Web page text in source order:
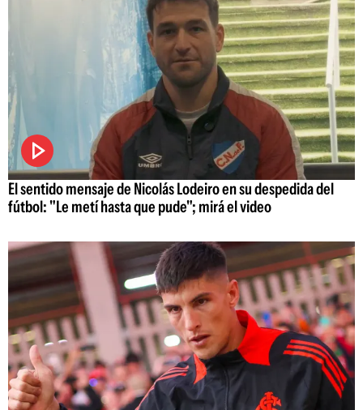
El sentido mensaje de Nicolás Lodeiro en su despedida del
fútbol: "Le metí hasta que pude"; mirá el video